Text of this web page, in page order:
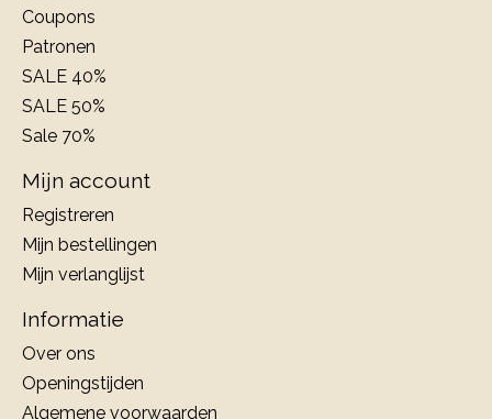
Coupons
Patronen
SALE 40%
SALE 50%
Sale 70%
Mijn account
Registreren
Mijn bestellingen
Mijn verlanglijst
Informatie
Over ons
Openingstijden
Algemene voorwaarden